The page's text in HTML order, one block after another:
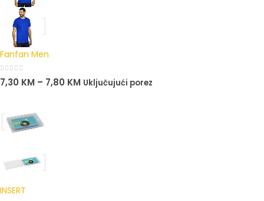
Fanfan Men
0out of 5
7,30 KM – 7,80 KM Uključujući porez
INSERT